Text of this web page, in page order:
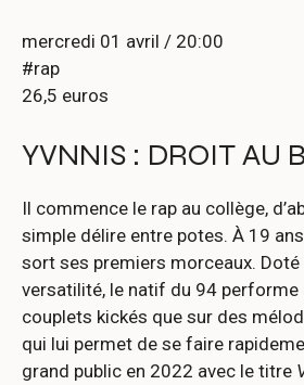
mercredi 01 avril / 20:00
#rap
26,5 euros
YVNNIS : DROIT AU
Il commence le rap au collège,
simple délire entre potes. À 19
sort ses premiers morceaux. Doté
versatilité, le natif du 94 performe
couplets kickés que sur des
qui lui permet de se faire
grand public en 2022 avec le titre